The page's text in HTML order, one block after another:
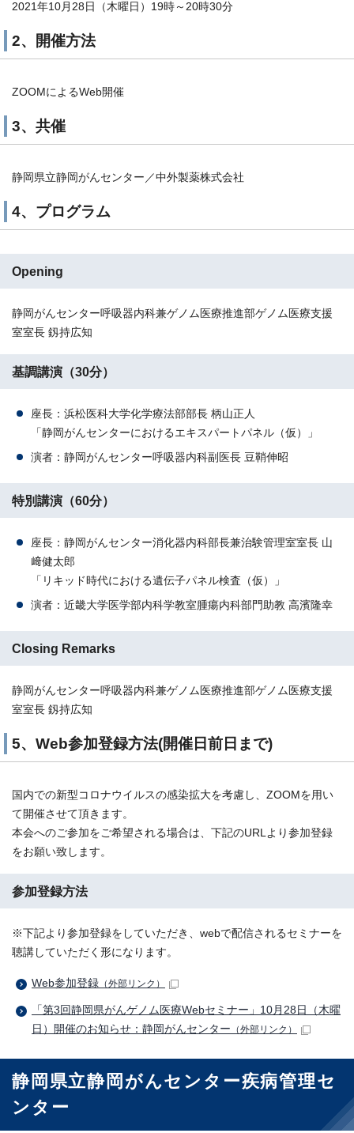
2021年10月28日（木曜日）19時～20時30分
2、開催方法
ZOOMによるWeb開催
3、共催
静岡県立静岡がんセンター／中外製薬株式会社
4、プログラム
Opening
静岡がんセンター呼吸器内科兼ゲノム医療推進部ゲノム医療支援
室室長 釼持広知
基調講演（30分）
座長：浜松医科大学化学療法部部長 柄山正人
「静岡がんセンターにおけるエキスパートパネル（仮）」
演者：静岡がんセンター呼吸器内科副医長 豆鞘伸昭
特別講演（60分）
座長：静岡がんセンター消化器内科部長兼治験管理室室長 山
﨑健太郎
「リキッド時代における遺伝子パネル検査（仮）」
演者：近畿大学医学部内科学教室腫瘍内科部門助教 高濱隆幸
Closing Remarks
静岡がんセンター呼吸器内科兼ゲノム医療推進部ゲノム医療支援
室室長 釼持広知
5、Web参加登録方法(開催日前日まで)
国内での新型コロナウイルスの感染拡大を考慮し、ZOOMを用い
て開催させて頂きます。
本会へのご参加をご希望される場合は、下記のURLより参加登録
をお願い致します。
参加登録方法
※下記より参加登録をしていただき、webで配信されるセミナーを
聴講していただく形になります。
Web参加登録 （外部リンク）
「第3回静岡県がんゲノム医療Webセミナー」10月28日（木曜
日）開催のお知らせ：静岡がんセンター （外部リンク）
静岡県立静岡がんセンター疾病管理セ
ンター